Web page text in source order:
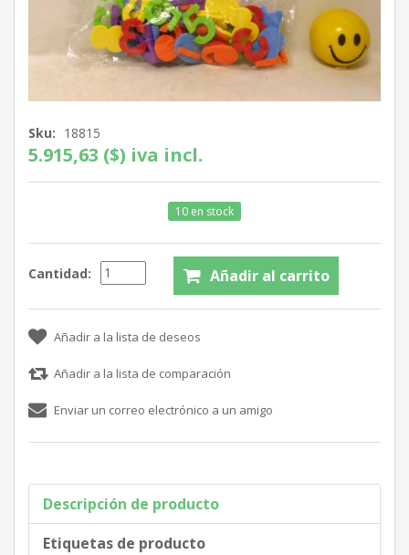
Sku: 18815
5.915,63 ($) iva incl.
10 en stock
Cantidad:
Descripción de producto
Etiquetas de producto